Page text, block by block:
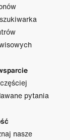
pytania
nasze